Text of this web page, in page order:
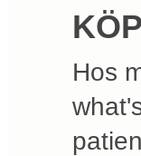
Hos